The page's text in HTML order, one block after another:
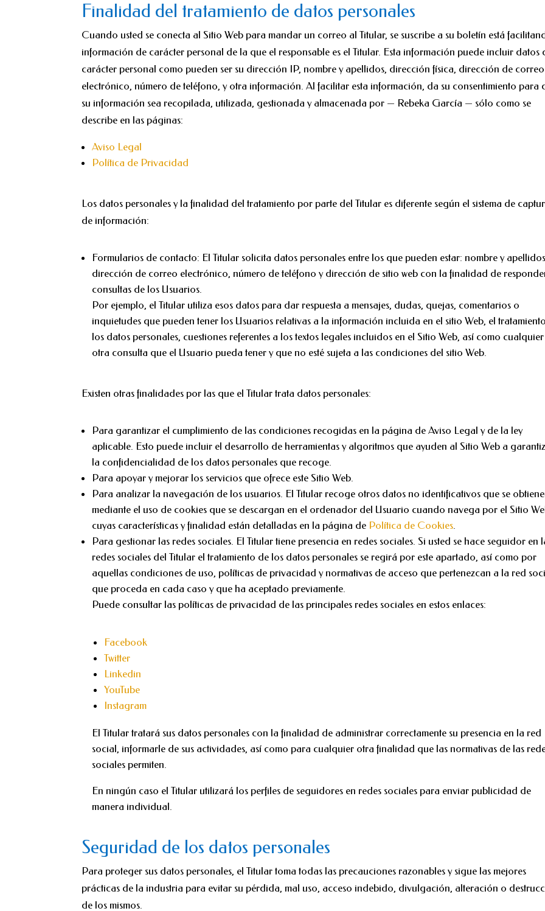
Finalidad del tratamiento de datos personales
Cuando usted se conecta al Sitio Web para mandar un correo al Titular, se suscribe a su boletín está
información de carácter personal de la que el responsable es el Titular. Esta información puede incluir datos
carácter personal como pueden ser su dirección IP, nombre y apellidos, dirección física, dirección de correo
electrónico, número de teléfono, y otra información. Al facilitar esta información, da su consentimiento para
su información sea recopilada, utilizada, gestionada y almacenada por — Rebeka García — sólo como se
describe en las páginas:
Aviso Legal
Política de Privacidad
Los datos personales y la finalidad del tratamiento por parte del Titular es diferente según el sistema de
de información:
Formularios de contacto: El Titular solicita datos personales entre los que pueden estar: nombre y
dirección de correo electrónico, número de teléfono y dirección de sitio web con la finalidad de
consultas de los Usuarios.
Por ejemplo, el Titular utiliza esos datos para dar respuesta a mensajes, dudas, quejas, comentarios o
inquietudes que pueden tener los Usuarios relativas a la información incluida en el sitio Web, el
los datos personales, cuestiones referentes a los textos legales incluidos en el Sitio Web, así como cualquier
otra consulta que el Usuario pueda tener y que no esté sujeta a las condiciones del sitio Web.
Existen otras finalidades por las que el Titular trata datos personales:
Para garantizar el cumplimiento de las condiciones recogidas en la página de Aviso Legal y de la ley
aplicable. Esto puede incluir el desarrollo de herramientas y algoritmos que ayuden al Sitio Web a
la confidencialidad de los datos personales que recoge.
Para apoyar y mejorar los servicios que ofrece este Sitio Web.
Para analizar la navegación de los usuarios. El Titular recoge otros datos no identificativos que se
mediante el uso de cookies que se descargan en el ordenador del Usuario cuando navega por el Sitio
cuyas características y finalidad están detalladas en la página de Política de Cookies.
Para gestionar las redes sociales. El Titular tiene presencia en redes sociales. Si usted se hace seguidor en
redes sociales del Titular el tratamiento de los datos personales se regirá por este apartado, así como por
aquellas condiciones de uso, políticas de privacidad y normativas de acceso que pertenezcan a la red
que proceda en cada caso y que ha aceptado previamente.
Puede consultar las políticas de privacidad de las principales redes sociales en estos enlaces:
Facebook
Twitter
Linkedin
YouTube
Instagram
El Titular tratará sus datos personales con la finalidad de administrar correctamente su presencia en la red
social, informarle de sus actividades, así como para cualquier otra finalidad que las normativas de las
sociales permiten.
En ningún caso el Titular utilizará los perfiles de seguidores en redes sociales para enviar publicidad de
manera individual.
Seguridad de los datos personales
Para proteger sus datos personales, el Titular toma todas las precauciones razonables y sigue las mejores
prácticas de la industria para evitar su pérdida, mal uso, acceso indebido, divulgación, alteración o
de los mismos.